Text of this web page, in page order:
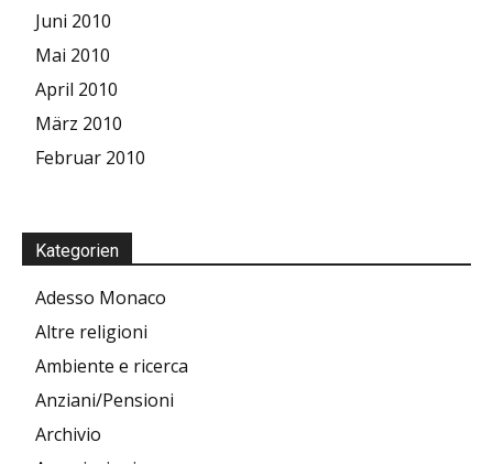
Juni 2010
Mai 2010
April 2010
März 2010
Februar 2010
Kategorien
Adesso Monaco
Altre religioni
Ambiente e ricerca
Anziani/Pensioni
Archivio